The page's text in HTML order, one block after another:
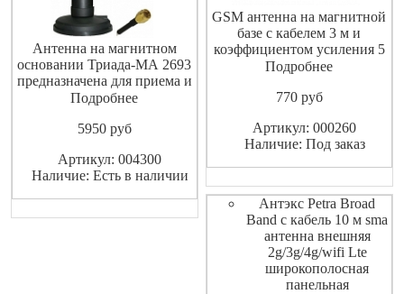
Антенна на магнитном
основании Триада-МА 2693
предназначена для приема и
передачи любых GSM
на автомобили, банкоматы,
буровые вышки и тд.
Обеспечивает устойчивую
Подробнее
5950pуб
Артикул: 004300
Наличие: Есть в наличии
GSM антенна на магнитной
базе с кабелем 3 м и
коэффициентом усиления 5
дБ в диапазоне 900/1800
Подробнее
770pуб
Артикул: 000260
Наличие: Под заказ
Антэкс Petra Broad
Band с кабель 10 м sma
антенна внешняя
2g/3g/4g/wifi Lte
широкополосная
панельная